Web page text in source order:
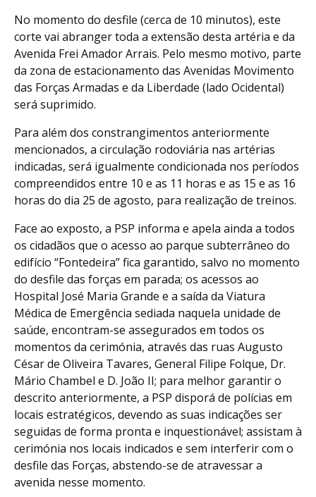
No momento do desfile (cerca de 10 minutos), este
corte vai abranger toda a extensão desta artéria e da
Avenida Frei Amador Arrais. Pelo mesmo motivo, parte
da zona de estacionamento das Avenidas Movimento
das Forças Armadas e da Liberdade (lado Ocidental)
será suprimido.
Para além dos constrangimentos anteriormente
mencionados, a circulação rodoviária nas artérias
indicadas, será igualmente condicionada nos períodos
compreendidos entre 10 e as 11 horas e as 15 e as 16
horas do dia 25 de agosto, para realização de treinos.
Face ao exposto, a PSP informa e apela ainda a todos
os cidadãos que o acesso ao parque subterrâneo do
edifício “Fontedeira” fica garantido, salvo no momento
do desfile das forças em parada; os acessos ao
Hospital José Maria Grande e a saída da Viatura
Médica de Emergência sediada naquela unidade de
saúde, encontram-se assegurados em todos os
momentos da cerimónia, através das ruas Augusto
César de Oliveira Tavares, General Filipe Folque, Dr.
Mário Chambel e D. João II; para melhor garantir o
descrito anteriormente, a PSP disporá de polícias em
locais estratégicos, devendo as suas indicações ser
seguidas de forma pronta e inquestionável; assistam à
cerimónia nos locais indicados e sem interferir com o
desfile das Forças, abstendo-se de atravessar a
avenida nesse momento.